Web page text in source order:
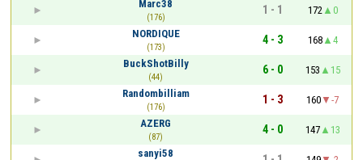
Marc38
(176)
1 - 1 172
0
NORDIQUE
(173)
4 - 3 168
4
BuckShotBilly
(44)
6 - 0 153
15
Randombilliam
(176)
1 - 3 160
-7
AZERG
(87)
4 - 0 147
13
sanyi58